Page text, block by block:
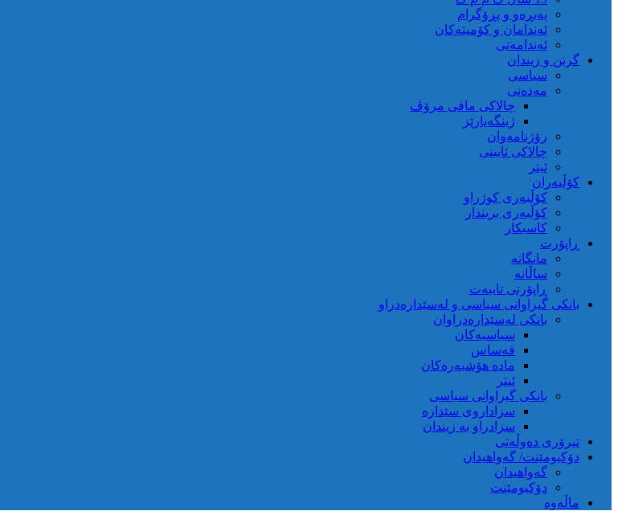
پەیڕەو و پڕۆگرام
ئەندامان و کۆمیتەکان
ئەندامەتی
گرتن و زیندان
سیاسی
مەدەنی
چالاکی مافی مرۆڤ
ژینگەپارێز
رۆژنامەوان
چالاکی ئایینی
ئیتر
کۆڵبەران
کۆڵبەری کوژراو
کؤڵبەری بریندار
کاسبکار
ڕاپۆرت
مانگانە
ساڵانە
ڕاپۆرتی تایبەت
بانکی گیراوانی سیاسی و لەسێدارەدراو
بانکی لەسێدارەدراوان
سیاسیەکان
قەساس
مادە هۆشبەرەکان
ئیتر
بانکی گیراوانی سیاسی
سزاداروی سێدارە
سزادراو بە زیندان
تیرۆری دەوڵەتی
دۆکیومێنت/ گەواهیدان
گەواهیدان
دۆکیومێنت
ماڵەوە